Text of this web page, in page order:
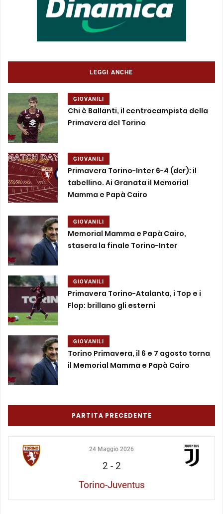
LEGGI ANCHE
GIOVANILI
Chi è Ballanti, il centrocampista della
Primavera del Torino
GIOVANILI
Primavera Torino-Inter 6-4 (dcr): il
tabellino. Ai Granata il Memorial
Mamma e Papà Cairo
GIOVANILI
Memorial Mamma e Papà Cairo,
stasera la finale Torino-Inter
GIOVANILI
Primavera Torino-Atalanta, i Top e i
Flop: brillano gli esterni
GIOVANILI
Torino Primavera, il 6 e 7 agosto torna
il Memorial Mamma e Papà Cairo
PARTITA PRECEDENTE
24 Maggio 2026
2 - 2
Torino-Juventus